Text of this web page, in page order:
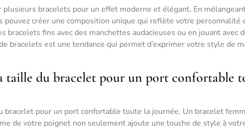
plusieurs bracelets pour un effet moderne et élégant. En
pouvez créer une composition unique qui reflète votre personnalité
bracelets fins avec des manchettes audacieuses ou en jouant avec
bracelets est une tendance qui permet d’exprimer votre style de
taille du bracelet pour un port confortable
bracelet pour un port confortable toute la journée. Un bracelet
de votre poignet non seulement ajoute une touche de style à